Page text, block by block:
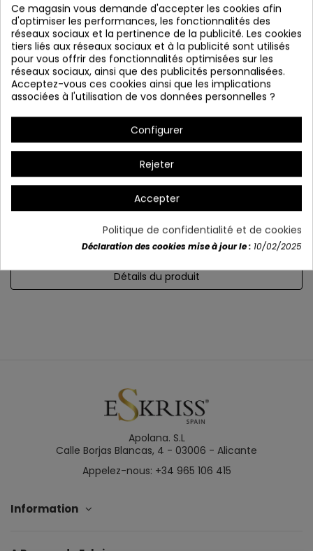
COLONEL 8053
Référence 8053
Structure: Aluminium
Mesures:
30 cm 日本語 Total: 120 cm
(EXCLUDED PARTICULAR)
Détails du produit
Apolana. S.L
Calle Borjas Blancas, 4 - 03006 - Alicante
Appelez-nous: +34 965 106 415
Information
Ce magasin vous demande d'accepter les cookies afin
d'optimiser les performances, les fonctionnalités des
réseaux sociaux et la pertinence de la publicité. Les cookies
tiers liés aux réseaux sociaux et à la publicité sont utilisés
pour vous offrir des fonctionnalités optimisées sur les
réseaux sociaux, ainsi que des publicités personnalisées.
Acceptez-vous ces cookies ainsi que les implications
associées à l'utilisation de vos données personnelles ?
Configurer
Rejeter
Accepter
Politique de confidentialité et de cookies
Déclaration des cookies mise à jour le : 10/02/2025